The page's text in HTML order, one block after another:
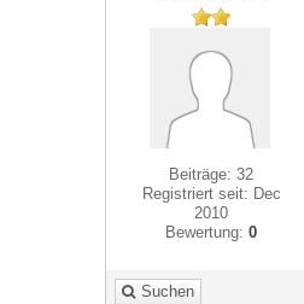
Beiträge: 32
Registriert seit: Dec
2010
Bewertung:0
Suchen